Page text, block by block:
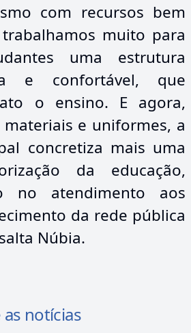
com recursos bem
muito para
uma estrutura
e confortável, que
o ensino. E agora,
e uniformes, a
concretiza mais uma
da educação,
no atendimento aos
da rede pública
Núbia.
notícias